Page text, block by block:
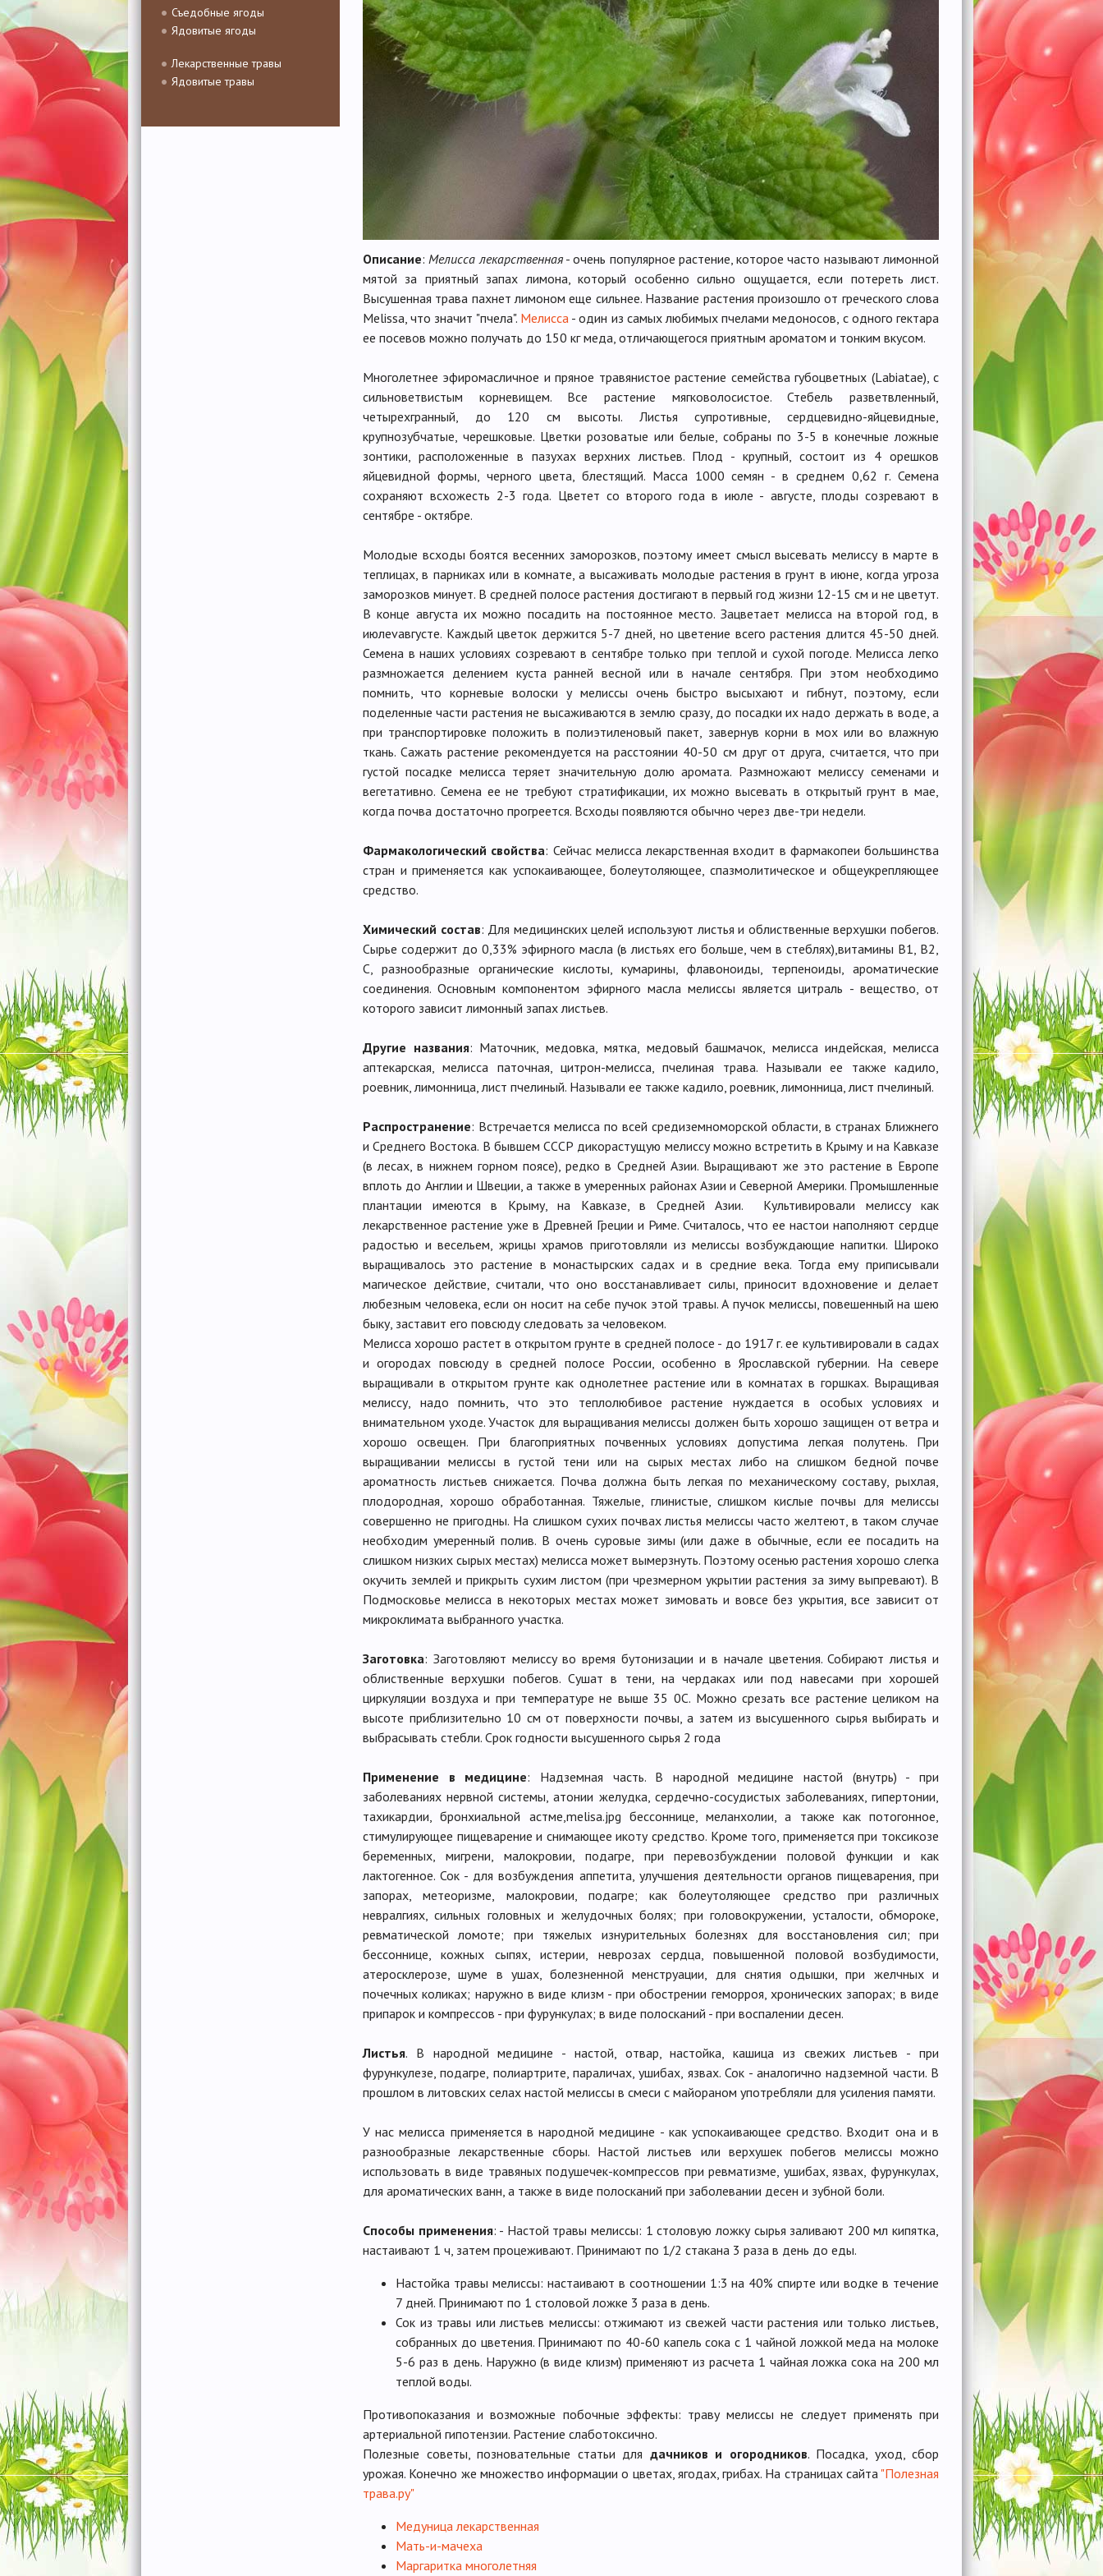
Съедобные ягоды
Ядовитые ягоды
Лекарственные травы
Ядовитые травы
Описание:Мелисса лекарственная- очень популярное растение, которое часто называют лимонной
мятой за приятный запах лимона, который особенно сильно ощущается, если потереть лист.
Высушенная трава пахнет лимоном еще сильнее. Название растения произошло от греческого слова
Melissa, что значит "пчела". Мелисса- один из самых любимых пчелами медоносов, с одного гектара
ее посевов можно получать до 150 кг меда, отличающегося приятным ароматом и тонким вкусом.
Многолетнее эфиромасличное и пряное травянистое растение семейства губоцветных (Labiatae), с
сильноветвистым корневищем. Все растение мягковолосистое. Стебель разветвленный,
четырехгранный, до 120 см высоты. Листья супротивные, сердцевидно-яйцевидные,
крупнозубчатые, черешковые. Цветки розоватые или белые, собраны по 3-5 в конечные ложные
зонтики, расположенные в пазухах верхних листьев. Плод - крупный, состоит из 4 орешков
яйцевидной формы, черного цвета, блестящий. Масса 1000 семян - в среднем 0,62 г. Семена
сохраняют всхожесть 2-3 года. Цветет со второго года в июле - августе, плоды созревают в
сентябре - октябре.
Молодые всходы боятся весенних заморозков, поэтому имеет смысл высевать мелиссу в марте в
теплицах, в парниках или в комнате, а высаживать молодые растения в грунт в июне, когда угроза
заморозков минует. В средней полосе растения достигают в первый год жизни 12-15 см и не цветут.
В конце августа их можно посадить на постоянное место. Зацветает мелисса на второй год, в
июлеvавгусте. Каждый цветок держится 5-7 дней, но цветение всего растения длится 45-50 дней.
Семена в наших условиях созревают в сентябре только при теплой и сухой погоде. Мелисса легко
размножается делением куста ранней весной или в начале сентября. При этом необходимо
помнить, что корневые волоски у мелиссы очень быстро высыхают и гибнут, поэтому, если
поделенные части растения не высаживаются в землю сразу, до посадки их надо держать в воде, а
при транспортировке положить в полиэтиленовый пакет, завернув корни в мох или во влажную
ткань. Сажать растение рекомендуется на расстоянии 40-50 см друг от друга, считается, что при
густой посадке мелисса теряет значительную долю аромата. Размножают мелиссу семенами и
вегетативно. Семена ее не требуют стратификации, их можно высевать в открытый грунт в мае,
когда почва достаточно прогреется. Всходы появляются обычно через две-три недели.
Фармакологический свойства: Сейчас мелисса лекарственная входит в фармакопеи большинства
стран и применяется как успокаивающее, болеутоляющее, спазмолитическое и общеукрепляющее
средство.
Химический состав: Для медицинских целей используют листья и облиственные верхушки побегов.
Сырье содержит до 0,33% эфирного масла (в листьях его больше, чем в стеблях),витамины В1, В2,
С, разнообразные органические кислоты, кумарины, флавоноиды, терпеноиды, ароматические
соединения. Основным компонентом эфирного масла мелиссы является цитраль - вещество, от
которого зависит лимонный запах листьев.
Другие названия: Маточник, медовка, мятка, медовый башмачок, мелисса индейская, мелисса
аптекарская, мелисса паточная, цитрон-мелисса, пчелиная трава. Называли ее также кадило,
роевник, лимонница, лист пчелиный. Называли ее также кадило, роевник, лимонница, лист пчелиный.
Распространение: Встречается мелисса по всей средиземноморской области, в странах Ближнего
и Среднего Востока. В бывшем СССР дикорастущую мелиссу можно встретить в Крыму и на Кавказе
(в лесах, в нижнем горном поясе), редко в Средней Азии. Выращивают же это растение в Европе
вплоть до Англии и Швеции, а также в умеренных районах Азии и Северной Америки. Промышленные
плантации имеются в Крыму, на Кавказе, в Средней Азии. Культивировали мелиссу как
лекарственное растение уже в Древней Греции и Риме. Считалось, что ее настои наполняют сердце
радостью и весельем, жрицы храмов приготовляли из мелиссы возбуждающие напитки. Широко
выращивалось это растение в монастырских садах и в средние века. Тогда ему приписывали
магическое действие, считали, что оно восстанавливает силы, приносит вдохновение и делает
любезным человека, если он носит на себе пучок этой травы. А пучок мелиссы, повешенный на шею
быку, заставит его повсюду следовать за человеком.
Мелисса хорошо растет в открытом грунте в средней полосе - до 1917 г. ее культивировали в садах
и огородах повсюду в средней полосе России, особенно в Ярославской губернии. На севере
выращивали в открытом грунте как однолетнее растение или в комнатах в горшках. Выращивая
мелиссу, надо помнить, что это теплолюбивое растение нуждается в особых условиях и
внимательном уходе. Участок для выращивания мелиссы должен быть хорошо защищен от ветра и
хорошо освещен. При благоприятных почвенных условиях допустима легкая полутень. При
выращивании мелиссы в густой тени или на сырых местах либо на слишком бедной почве
ароматность листьев снижается. Почва должна быть легкая по механическому составу, рыхлая,
плодородная, хорошо обработанная. Тяжелые, глинистые, слишком кислые почвы для мелиссы
совершенно не пригодны. На слишком сухих почвах листья мелиссы часто желтеют, в таком случае
необходим умеренный полив. В очень суровые зимы (или даже в обычные, если ее посадить на
слишком низких сырых местах) мелисса может вымерзнуть. Поэтому осенью растения хорошо слегка
окучить землей и прикрыть сухим листом (при чрезмерном укрытии растения за зиму выпревают). В
Подмосковье мелисса в некоторых местах может зимовать и вовсе без укрытия, все зависит от
микроклимата выбранного участка.
Заготовка: Заготовляют мелиссу во время бутонизации и в начале цветения. Собирают листья и
облиственные верхушки побегов. Сушат в тени, на чердаках или под навесами при хорошей
циркуляции воздуха и при температуре не выше 35 0С. Можно срезать все растение целиком на
высоте приблизительно 10 см от поверхности почвы, а затем из высушенного сырья выбирать и
выбрасывать стебли. Срок годности высушенного сырья 2 года
Применение в медицине: Надземная часть. В народной медицине настой (внутрь) - при
заболеваниях нервной системы, атонии желудка, сердечно-сосудистых заболеваниях, гипертонии,
тахикардии, бронхиальной астме,melisa.jpg бессоннице, меланхолии, а также как потогонное,
стимулирующее пищеварение и снимающее икоту средство. Кроме того, применяется при токсикозе
беременных, мигрени, малокровии, подагре, при перевозбуждении половой функции и как
лактогенное. Сок - для возбуждения аппетита, улучшения деятельности органов пищеварения, при
запорах, метеоризме, малокровии, подагре; как болеутоляющее средство при различных
невралгиях, сильных головных и желудочных болях; при головокружении, усталости, обмороке,
ревматической ломоте; при тяжелых изнурительных болезнях для восстановления сил; при
бессоннице, кожных сыпях, истерии, неврозах сердца, повышенной половой возбудимости,
атеросклерозе, шуме в ушах, болезненной менструации, для снятия одышки, при желчных и
почечных коликах; наружно в виде клизм - при обострении геморроя, хронических запорах; в виде
припарок и компрессов - при фурункулах; в виде полосканий - при воспалении десен.
Листья. В народной медицине - настой, отвар, настойка, кашица из свежих листьев - при
фурункулезе, подагре, полиартрите, параличах, ушибах, язвах. Сок - аналогично надземной части. В
прошлом в литовских селах настой мелиссы в смеси с майораном употребляли для усиления памяти.
У нас мелисса применяется в народной медицине - как успокаивающее средство. Входит она и в
разнообразные лекарственные сборы. Настой листьев или верхушек побегов мелиссы можно
использовать в виде травяных подушечек-компрессов при ревматизме, ушибах, язвах, фурункулах,
для ароматических ванн, а также в виде полосканий при заболевании десен и зубной боли.
Способы применения: - Настой травы мелиссы: 1 столовую ложку сырья заливают 200 мл кипятка,
настаивают 1 ч, затем процеживают. Принимают по 1/2 стакана 3 раза в день до еды.
Настойка травы мелиссы: настаивают в соотношении 1:3 на 40% спирте или водке в течение
7 дней. Принимают по 1 столовой ложке 3 раза в день.
Сок из травы или листьев мелиссы: отжимают из свежей части растения или только листьев,
собранных до цветения. Принимают по 40-60 капель сока с 1 чайной ложкой меда на молоке
5-6 раз в день. Наружно (в виде клизм) применяют из расчета 1 чайная ложка сока на 200 мл
теплой воды.
Противопоказания и возможные побочные эффекты: траву мелиссы не следует применять при
артериальной гипотензии. Растение слаботоксично.
Полезные советы, позновательные статьи для дачников и огородников. Посадка, уход, сбор
урожая. Конечно же множество информации о цветах, ягодах, грибах. На страницах сайта "Полезная
трава.ру"
Медуница лекарственная
Мать-и-мачеха
Маргаритка многолетняя